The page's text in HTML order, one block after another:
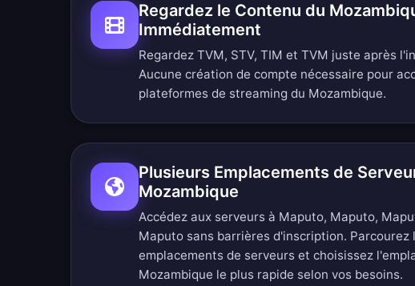
Regardez le Contenu du
Immédiatement
Regardez TVM, STV, TIM et TVM juste après
Aucune création de compte nécessaire pour
plateformes de streaming du Mozambique.
Plusieurs Emplacements de
Mozambique
Accédez aux serveurs à Maputo, Maputo,
Maputo sans barrières d'inscription. Parcourez
emplacements de serveurs et choisissez
Mozambique le plus rapide selon vos besoins.